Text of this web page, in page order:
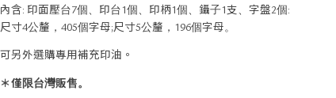
內含: 印面壓台7個、印台1個、印柄1個、鑷子1支、字盤2個:
尺寸4公釐，405個字母;尺寸5公釐，196個字母。
可另外選購專用補充印油。
＊僅限台灣販售。